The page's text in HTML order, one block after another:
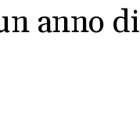
anno di